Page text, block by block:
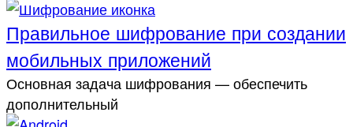
Правильное шифрование при создании
мобильных приложений
Основная задача шифрования — обеспечить
дополнительный